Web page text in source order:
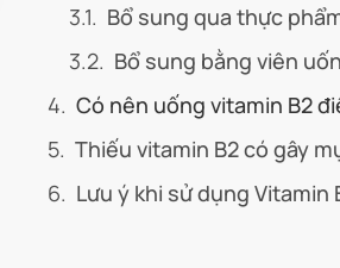
Bổ sung qua thực
Bổ sung bằng viên
Có nên uống vitamin B2
Thiếu vitamin B2 có gây
Lưu ý khi sử dụng Vitamin